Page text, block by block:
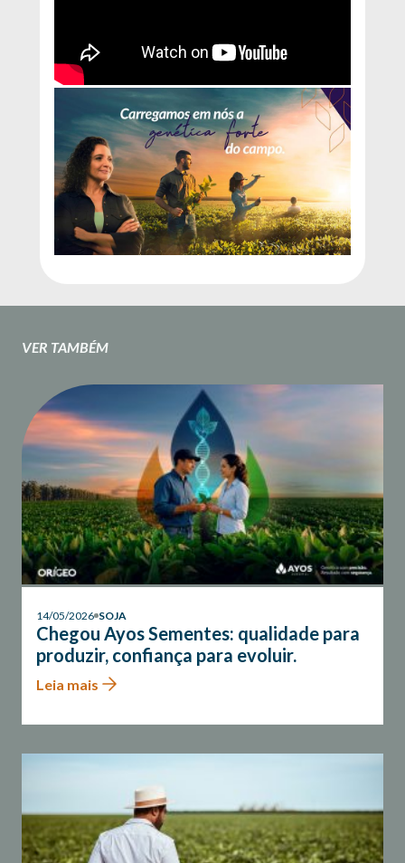
VER TAMBÉM
14/05/2026 SOJA
Chegou Ayos Sementes: qualidade para
produzir, confiança para evoluir.
Leia mais